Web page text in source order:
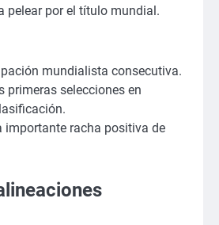
pelear por el título mundial.
mundialista consecutiva.
primeras selecciones en
importante racha positiva de